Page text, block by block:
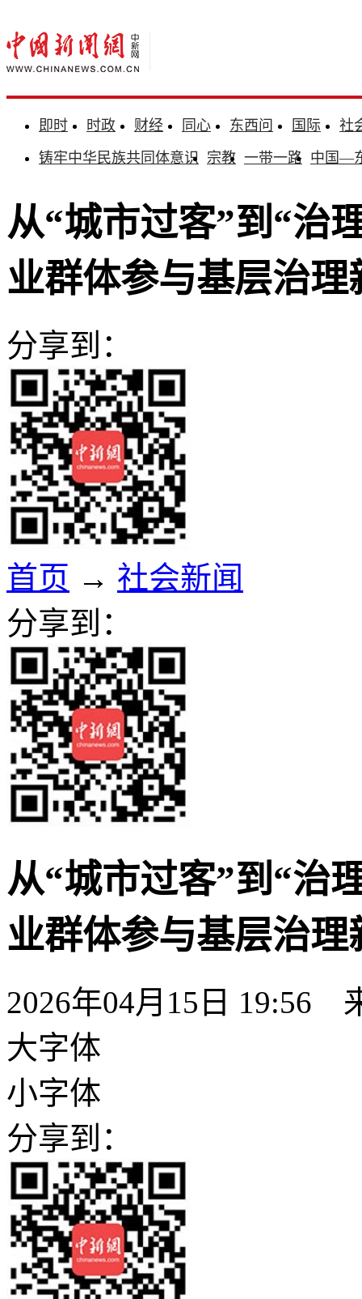
即时 时政 财经 同心 东西问 国际
社
铸牢中华民族共同体意识 宗教 一带一路 中国—
从“城市过客”到“治
业群体参与基层治理
分享到：
首页 → 社会新闻
分享到：
从“城市过客”到“治
业群体参与基层治理
2026年04月15日 19:56
大字体
小字体
分享到：